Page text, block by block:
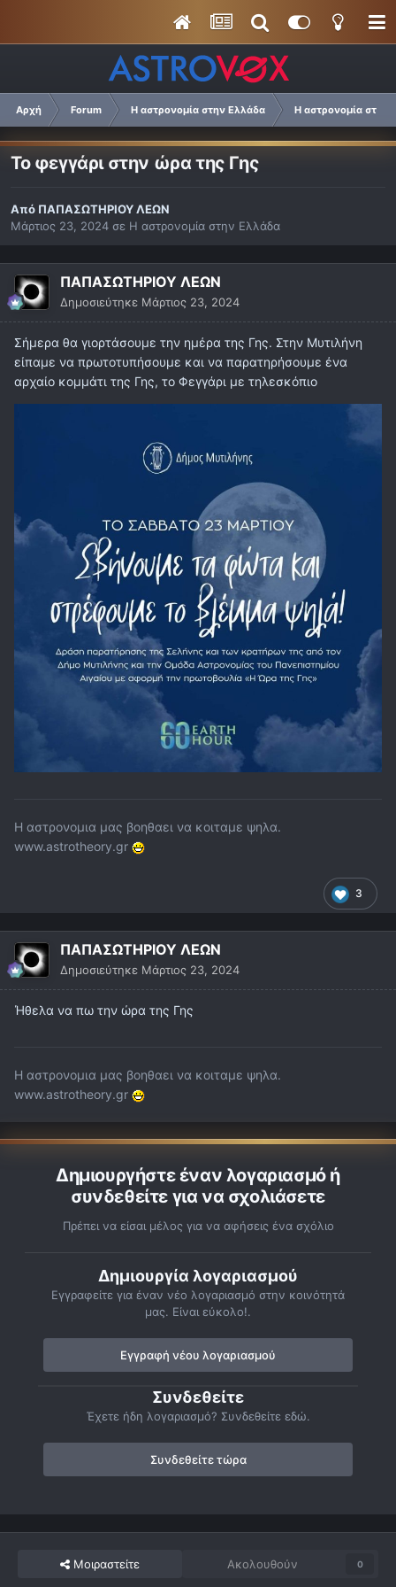
Αρχή Forum Η αστρονομία στην Ελλάδα Η αστρονομία στην
Το φεγγάρι στην ώρα της Γης
Από ΠΑΠΑΣΩΤΗΡΙΟΥ ΛΕΩΝ
Μάρτιος 23, 2024 σε Η αστρονομία στην Ελλάδα
ΠΑΠΑΣΩΤΗΡΙΟΥ ΛΕΩΝ
Δημοσιεύτηκε Μάρτιος 23, 2024
Σήμερα θα γιορτάσουμε την ημέρα της Γης. Στην Μυτιλήνη
είπαμε να πρωτοτυπήσουμε και να παρατηρήσουμε ένα
αρχαίο κομμάτι της Γης, το Φεγγάρι με τηλεσκόπιο
3
Η αστρονομια μας βοηθαει να κοιταμε ψηλα.
www.astrotheory.gr
ΠΑΠΑΣΩΤΗΡΙΟΥ ΛΕΩΝ
Δημοσιεύτηκε Μάρτιος 23, 2024
Ήθελα να πω την ώρα της Γης
Η αστρονομια μας βοηθαει να κοιταμε ψηλα.
www.astrotheory.gr
Δημιουργήστε έναν λογαριασμό ή
συνδεθείτε για να σχολιάσετε
Πρέπει να είσαι μέλος για να αφήσεις ένα σχόλιο
Δημιουργία λογαριασμού
Εγγραφείτε για έναν νέο λογαριασμό στην κοινότητά
μας. Είναι εύκολο!.
Εγγραφή νέου λογαριασμού
Συνδεθείτε
Έχετε ήδη λογαριασμό? Συνδεθείτε εδώ.
Συνδεθείτε τώρα
Μοιραστείτε Ακολουθούν 0